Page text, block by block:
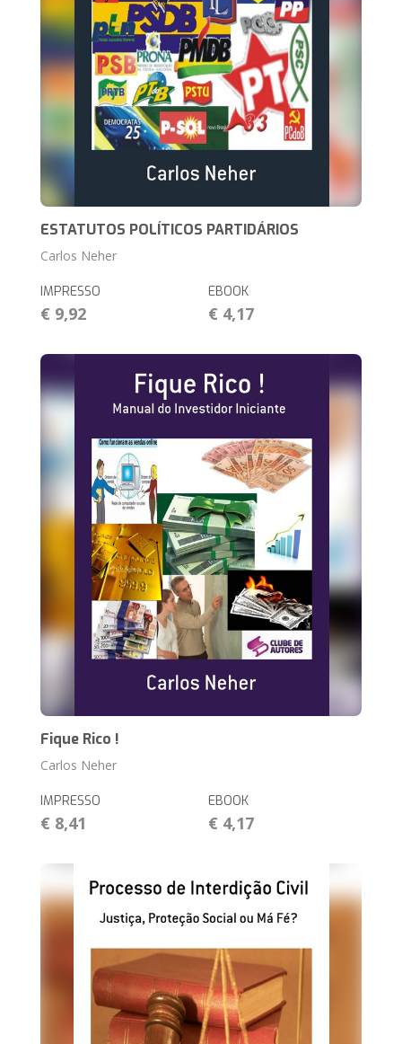
ESTATUTOS POLÍTICOS PARTIDÁRIOS
Carlos Neher
IMPRESSO
€ 9,92
EBOOK
€ 4,17
Fique Rico !
Carlos Neher
IMPRESSO
€ 8,41
EBOOK
€ 4,17